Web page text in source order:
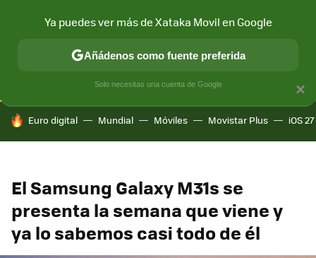
CONECTIVIDAD MÓVIL Y SOCIEDAD APLICACIONES
HOY SE HABLA DE
Euro digital Mundial Móviles Movistar Plus iOS 27
El Samsung Galaxy M31s se
presenta la semana que viene y
ya lo sabemos casi todo de él
×
Ya puedes ver más de Xataka Movil en Google
Añádenos como fuente preferida
Solo necesitas una cuenta de Google